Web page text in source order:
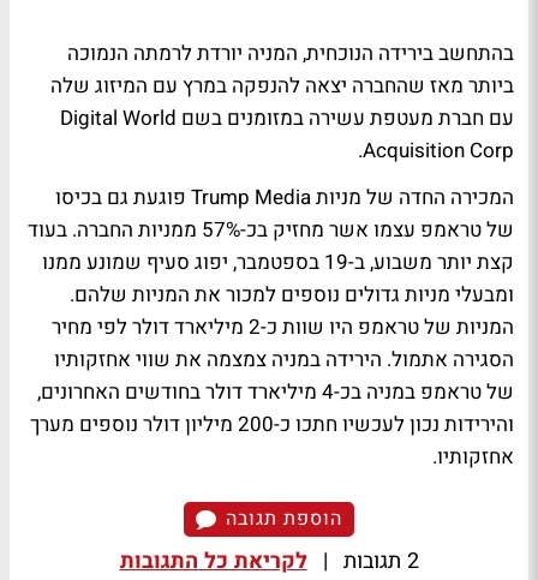
בהתחשב בירידה הנוכחית, המניה יורדת לרמתה הנמוכה
ביותר מאז שהחברה יצאה להנפקה במרץ עם המיזוג שלה
עם חברת מעטפת עשירה במזומנים בשם Digital World
Acquisition Corp.
המכירה החדה של מניות Trump Media פוגעת גם בכיסו
של טראמפ עצמו אשר מחזיק בכ-57% ממניות החברה. בעוד
קצת יותר משבוע, ב-19 בספטמבר, יפוג סעיף שמונע ממנו
ומבעלי מניות גדולים נוספים למכור את המניות שלהם.
המניות של טראמפ היו שוות כ-2 מיליארד דולר לפי מחיר
הסגירה אתמול. הירידה במניה צמצמה את שווי אחזקותיו
של טראמפ במניה בכ-4 מיליארד דולר בחודשים האחרונים,
והירידות נכון לעכשיו חתכו כ-200 מיליון דולר נוספים מערך
אחזקותיו.
הוספת תגובה
2 תגובות | לקריאת כל התגובות